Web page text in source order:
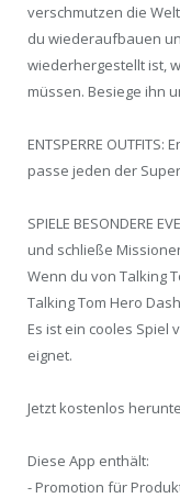
verschmutzen die
du wiederaufbauen
wiederhergestellt ist,
müssen. Besiege ihn
ENTSPERRE
passe jeden der
SPIELE BESONDERE
und schließe
Wenn du von Talking
Talking Tom Hero
Es ist ein cooles Spiel
eignet.
Jetzt kostenlos
Diese App enthält:
- Promotion für